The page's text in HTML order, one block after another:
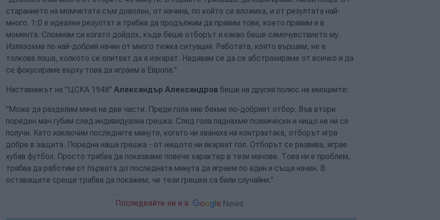
старанието на момчетата съм доволен, от начина, по който се вложиха, и от резултата най-
много. 1:0 е идеален резултат и трябва да продължим да правим това, което правим и в
момента. Спомням си когато дойдох, къде беше отборът и какво беше самочувствието му.
Излязохме по най-добрия начин от много тежка ситуация. Работата, която вършим, не е
толкова лоша, колкото се опитват да я изкарат. Надявам се да се абстрахираме от всичко и да
се фокусираме върху това да играем в Европа."
Наставникът на "ЦСКА 1948" Александър Александров беше на другия полюс на емоциите:
"Може да разделим мача на две части. Преди гола ние бяхме по-добрият отбор. Във втори
пореден мач губим след индивидуална грешка. След гола паднахме психически и нищо не ни се
получи. Като изключим последните минути, когато ни хванаха на контраатака, отборът игра
добре в защита. Поредна наша грешка - от нищото ни вкарват гол. Отборът се развива, играе
хубав футбол. Просто трябва да показваме повече характер в тези мачове. Това ни е проблем,
трябва да работим от първата до последната минута да играем по един и същи начин. В
оставащите срещи трябва да покажем, че тези грешки са били случайни."
Последвайте ни и в